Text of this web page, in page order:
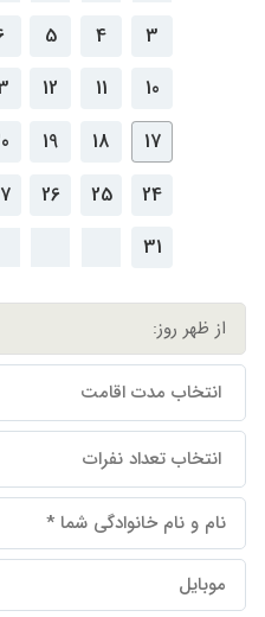
3
4
5
6
10
11
12
17
18
19
24
25
26
31